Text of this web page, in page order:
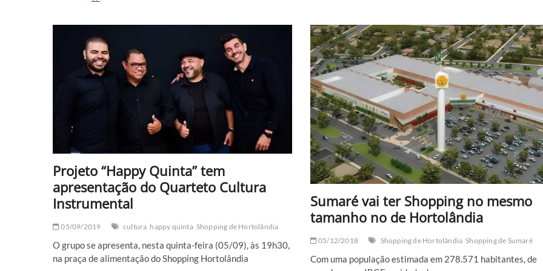
a
partir
de
hoje
o
Projeto “Happy Quinta” tem
apresentação do Quarteto Cultura
Instrumental
05/09/2019 cultura happy quinta Shopping de Hortolândia
O grupo se apresenta, nesta quinta-feira (05/09), às 19h30,
na praça de alimentação do Shopping Hortolândia
Sumaré vai ter Shopping no mesmo
tamanho no de Hortolândia
05/12/2018 Shopping de Hortolândia Shopping de Sumaré
Com uma população estimada em 278.571 habitantes, de